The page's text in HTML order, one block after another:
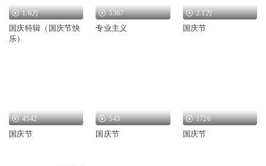
1.6万
国庆特辑（国庆节快
乐）
5367
专业主义
2.1万
国庆节
4542
国庆节
543
国庆节
1726
国庆节